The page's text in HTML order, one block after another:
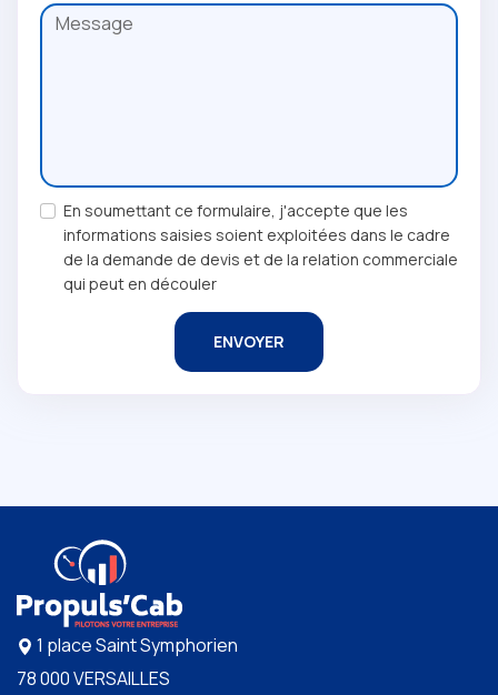
En soumettant ce formulaire, j'accepte que les
informations saisies soient exploitées dans le cadre
de la demande de devis et de la relation commerciale
qui peut en découler
ENVOYER
1 place Saint Symphorien
78 000 VERSAILLES